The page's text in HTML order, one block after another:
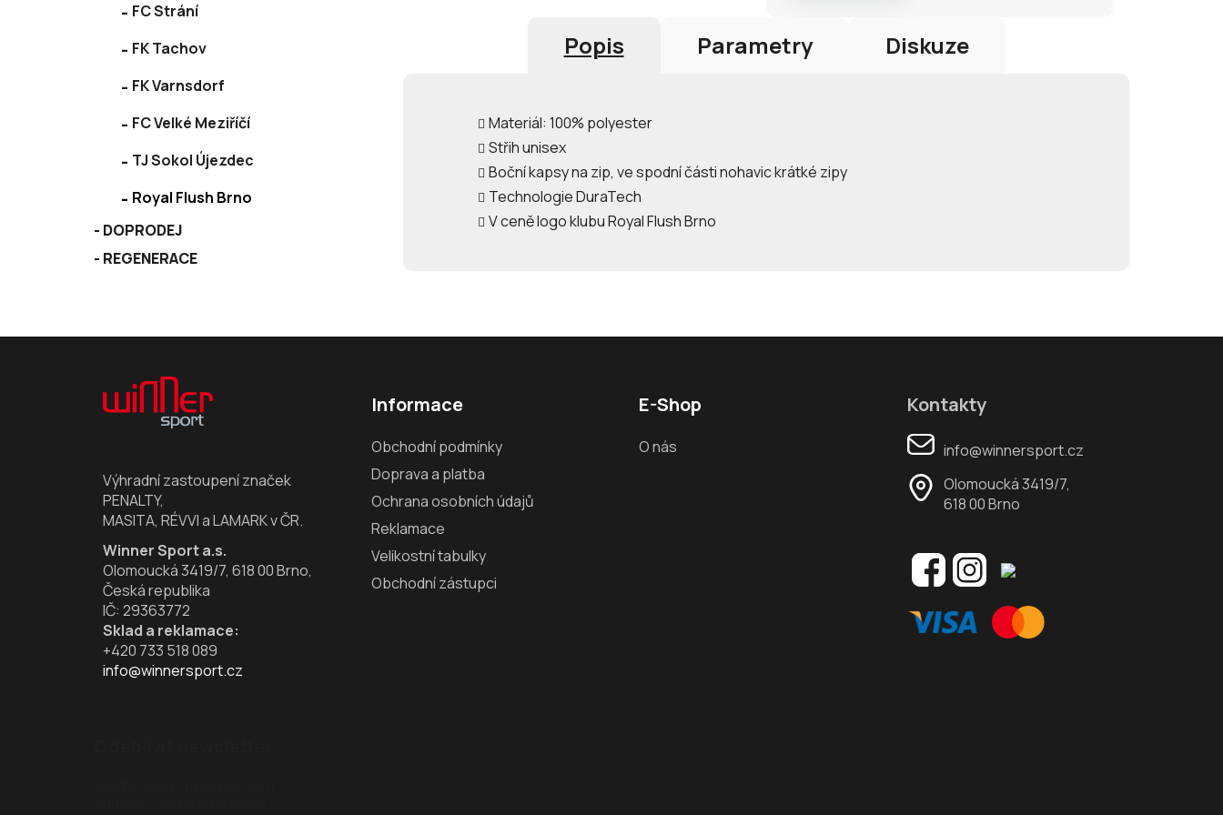
FC Strání
FK Tachov
FK Varnsdorf
FC Velké Meziříčí
TJ Sokol Újezdec
Royal Flush Brno
DOPRODEJ
REGENERACE
Popis Parametry Diskuze
Materiál: 100% polyester
Střih unisex
Boční kapsy na zip, ve spodní části nohavic krátké zipy
Technologie DuraTech
V ceně logo klubu Royal Flush Brno
Výhradní zastoupení značek
PENALTY,
MASITA, RÉVVI a LAMARK v ČR.
Winner Sport a.s.
Olomoucká 3419/7, 618 00 Brno,
Česká republika
IČ: 29363772
Sklad a reklamace:
+420 733 518 089
info@winnersport.cz
Informace
Obchodní podmínky
Doprava a platba
Ochrana osobních údajů
Reklamace
Velikostní tabulky
Obchodní zástupci
E-Shop
O nás
Kontakty
info@winnersport.cz
Olomoucká 3419/7,
618 00 Brno